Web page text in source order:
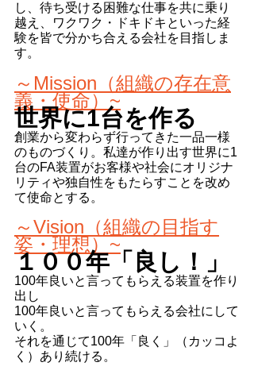
し、待ち受ける困難な仕事を共に乗り
越え、ワクワク・ドキドキといった経
験を皆で分かち合える会社を目指しま
す。
～Mission（組織の存在意
義・使命）~
世界に1台を作る
創業から変わらず行ってきた一品一様
のものづくり。私達が作り出す世界に1
台のFA装置がお客様や社会にオリジナ
リティや独自性をもたらすことを改め
て使命とする。
～Vision（組織の目指す
姿・理想）~
１００年「良し！」
100年良いと言ってもらえる装置を作り
出し
100年良いと言ってもらえる会社にして
いく。
それを通じて100年「良く」（カッコよ
く）あり続ける。